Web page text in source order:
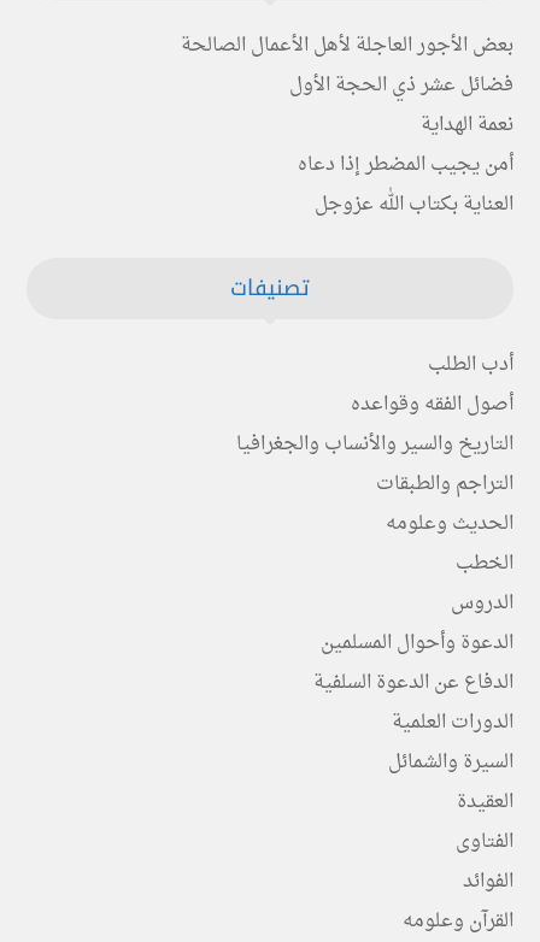
بعض الأجور العاجلة لأهل الأعمال الصالحة
فضائل عشر ذي الحجة الأول
نعمة الهداية
أمن يجيب المضطر إذا دعاه
العناية بكتاب الله عزوجل
تصنيفات
أدب الطلب
أصول الفقه وقواعده
التاريخ والسير والأنساب والجغرافيا
التراجم والطبقات
الحديث وعلومه
الخطب
الدروس
الدعوة وأحوال المسلمين
الدفاع عن الدعوة السلفية
الدورات العلمية
السيرة والشمائل
العقيدة
الفتاوى
الفوائد
القرآن وعلومه